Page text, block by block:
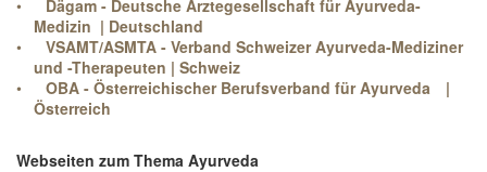
Dägam - Deutsche Ärztegesellschaft für Ayurveda-
Medizin | Deutschland
VSAMT/ASMTA - Verband Schweizer Ayurveda-Mediziner
und -Therapeuten | Schweiz
OBA - Österreichischer Berufsverband für Ayurveda
|
Österreich
Webseiten zum Thema Ayurveda